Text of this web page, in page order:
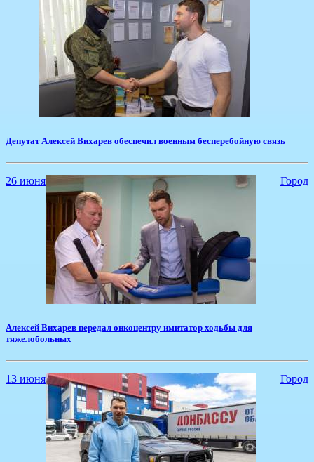
Депутат Алексей Вихарев обеспечил военным бесперебойную связь
26 июня Город
Алексей Вихарев передал онкоцентру имитатор ходьбы для
тяжелобольных
13 июня Город